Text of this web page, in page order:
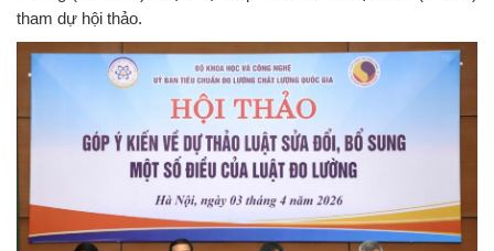
tham dự hội thảo.